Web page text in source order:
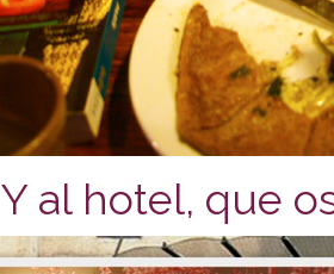
Y al hotel, que